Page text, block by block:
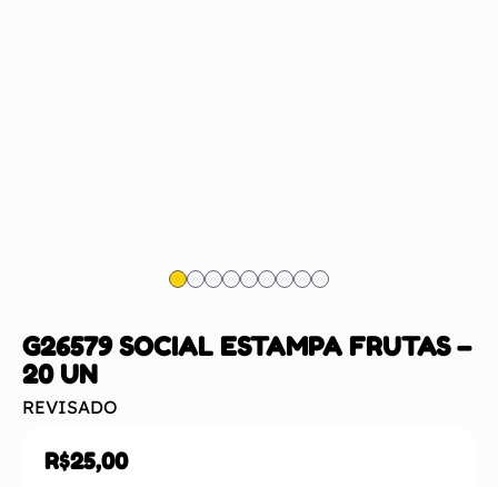
G26579 SOCIAL ESTAMPA FRUTAS –
20 UN
REVISADO
R$25,00